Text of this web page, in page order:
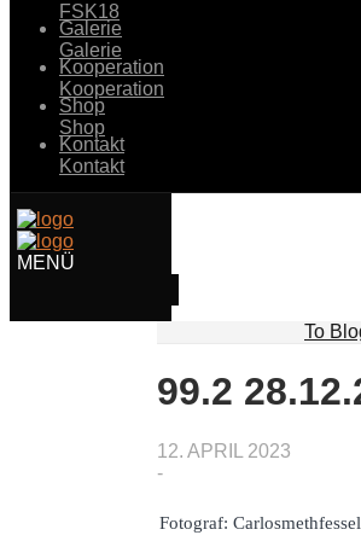
FSK18
Galerie
Galerie
Kooperation
Kooperation
Shop
Shop
Kontakt
Kontakt
To
99.2
12. APRIL 2023
-
Fotograf: